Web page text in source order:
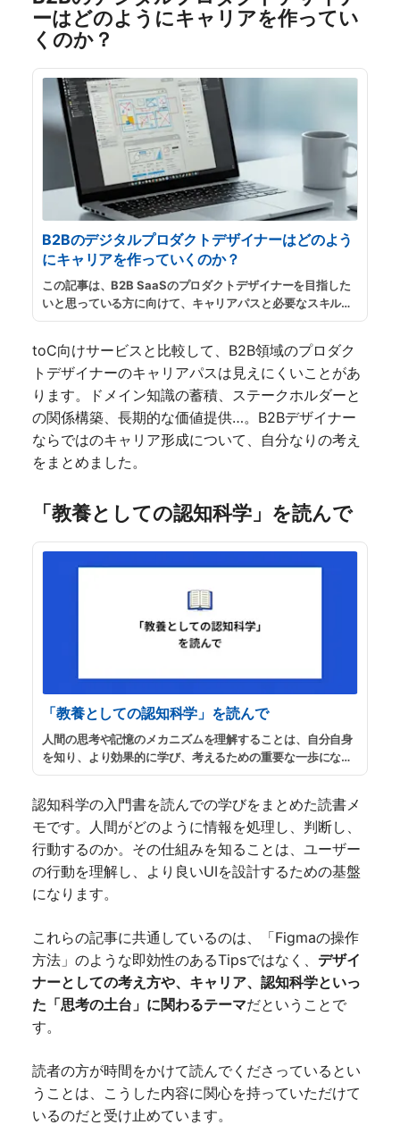
ーはどのようにキャリアを作ってい
くのか？
B2Bのデジタルプロダクトデザイナーはどのよう
にキャリアを作っていくのか？
この記事は、B2B SaaSのプロダクトデザイナーを目指した
いと思っている方に向けて、キャリアパスと必要なスキルに
ついて言語化を試みるものです。...続きを読む
toC向けサービスと比較して、B2B領域のプロダク
トデザイナーのキャリアパスは見えにくいことがあ
ります。ドメイン知識の蓄積、ステークホルダーと
の関係構築、長期的な価値提供…。B2Bデザイナー
ならではのキャリア形成について、自分なりの考え
をまとめました。
「教養としての認知科学」を読んで
「教養としての認知科学」を読んで
人間の思考や記憶のメカニズムを理解することは、自分自身
を知り、より効果的に学び、考えるための重要な一歩になる
と思います。今回は、鈴木宏昭氏の著書『教養としての認知
かったと思える学びを紹介します。...続きを読む
認知科学の入門書を読んでの学びをまとめた読書メ
モです。人間がどのように情報を処理し、判断し、
行動するのか。その仕組みを知ることは、ユーザー
の行動を理解し、より良いUIを設計するための基盤
になります。
これらの記事に共通しているのは、「Figmaの操作
方法」のような即効性のあるTipsではなく、 デザイ
ナーとしての考え方や、キャリア、認知科学といっ
た「思考の土台」に関わるテーマだということで
す。
読者の方が時間をかけて読んでくださっているとい
うことは、こうした内容に関心を持っていただけて
いるのだと受け止めています。